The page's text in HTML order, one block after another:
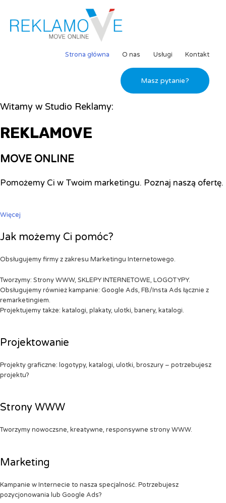
Strona główna O nas Usługi Kontakt
Masz pytanie?
Witamy w Studio Reklamy:
REKLAMOVE
MOVE ONLINE
Pomożemy Ci w Twoim marketingu. Poznaj naszą ofertę.
Więcej
Jak możemy Ci pomóc?
Obsługujemy firmy z zakresu Marketingu Internetowego.
Tworzymy: Strony WWW, SKLEPY INTERNETOWE, LOGOTYPY.
Obsługujemy również kampanie: Google Ads, FB/Insta Ads łącznie z
remarketingiem.
Projektujemy także: katalogi, plakaty, ulotki, banery, katalogi.
Projektowanie
Projekty graficzne: logotypy, katalogi, ulotki, broszury – potrzebujesz
projektu?
Strony WWW
Tworzymy nowoczsne, kreatywne, responsywne strony WWW.
Marketing
Kampanie w Internecie to nasza specjalność. Potrzebujesz
pozycjonowania lub Google Ads?